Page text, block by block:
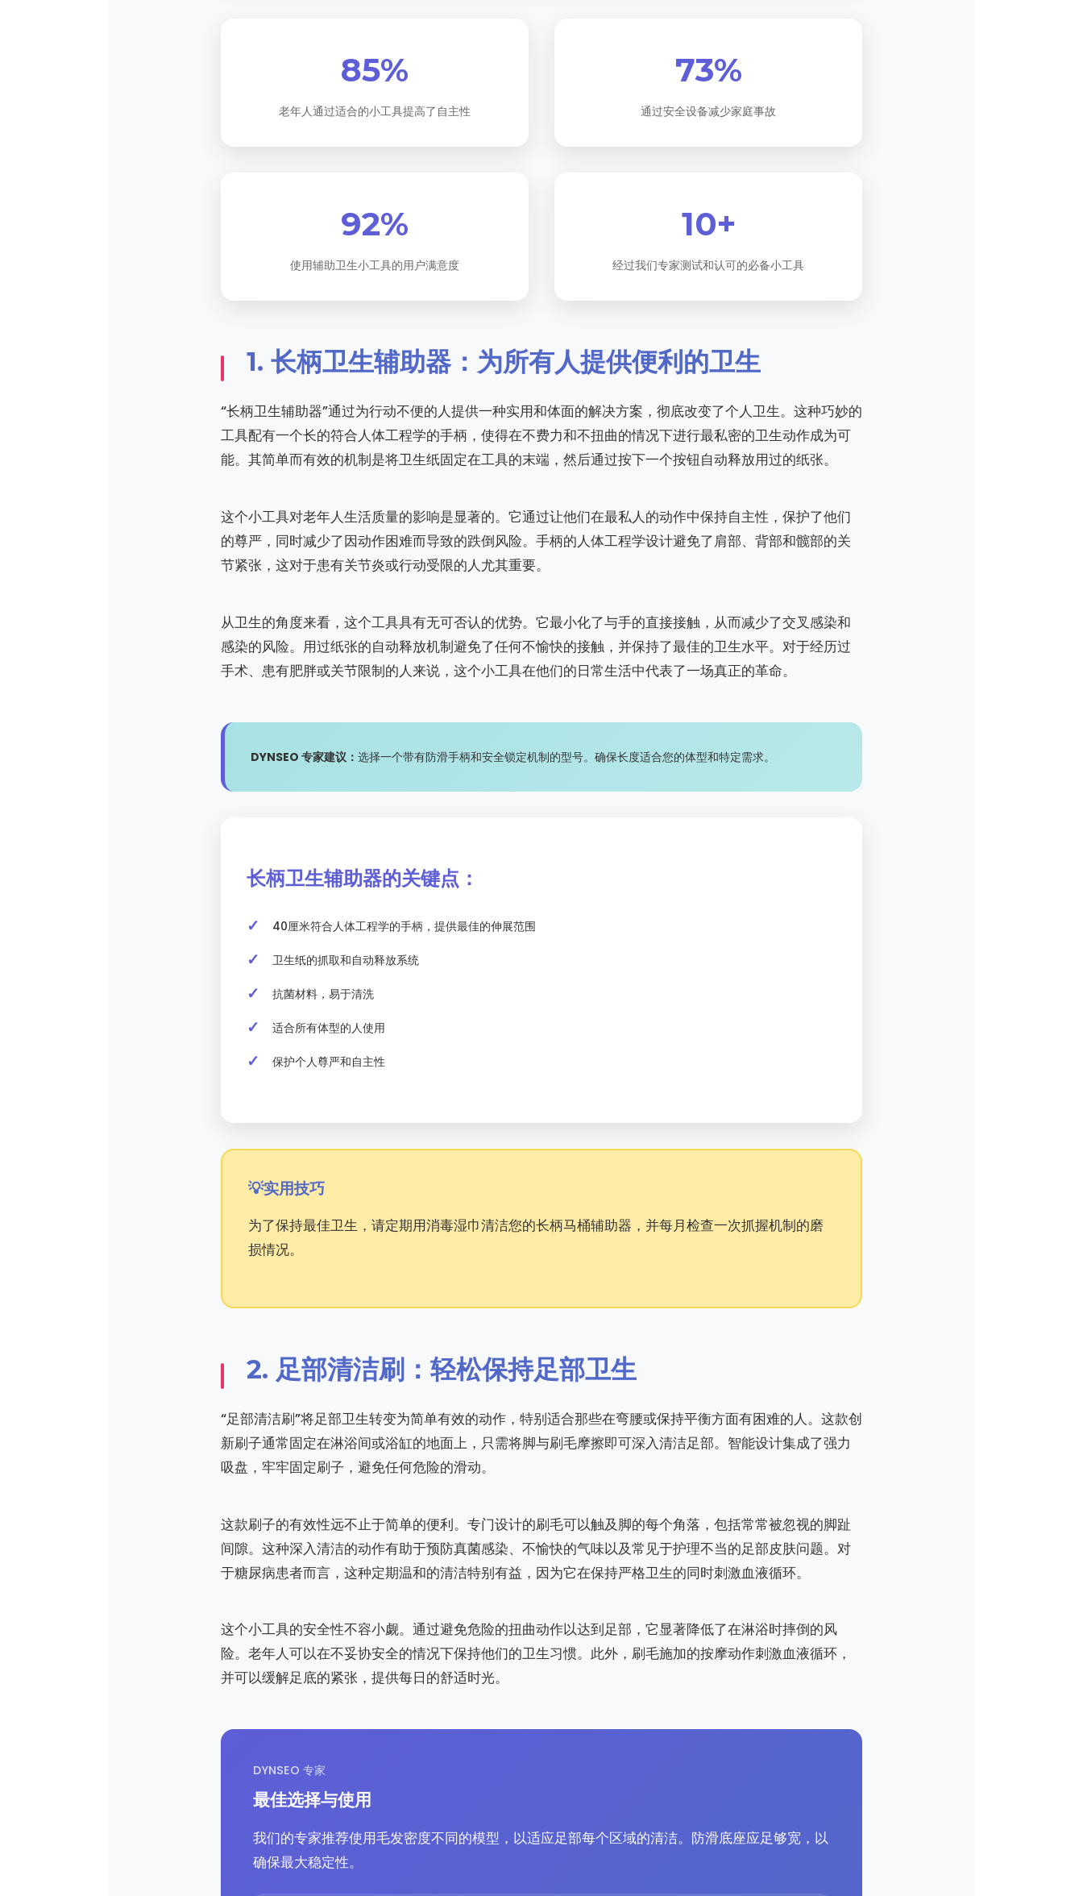
85%
老年人通过适合的小工具提高了自主性
73%
通过安全设备减少家庭事故
92%
使用辅助卫生小工具的用户满意度
10+
经过我们专家测试和认可的必备小工具
1. 长柄卫生辅助器：为所有人提供便利的卫生
“长柄卫生辅助器”通过为行动不便的人提供一种实用和体面的解决方案，彻底改变了个人卫生。这种巧妙的
工具配有一个长的符合人体工程学的手柄，使得在不费力和不扭曲的情况下进行最私密的卫生动作成为可
能。其简单而有效的机制是将卫生纸固定在工具的末端，然后通过按下一个按钮自动释放用过的纸张。
这个小工具对老年人生活质量的影响是显著的。它通过让他们在最私人的动作中保持自主性，保护了他们
的尊严，同时减少了因动作困难而导致的跌倒风险。手柄的人体工程学设计避免了肩部、背部和髋部的关
节紧张，这对于患有关节炎或行动受限的人尤其重要。
从卫生的角度来看，这个工具具有无可否认的优势。它最小化了与手的直接接触，从而减少了交叉感染和
感染的风险。用过纸张的自动释放机制避免了任何不愉快的接触，并保持了最佳的卫生水平。对于经历过
手术、患有肥胖或关节限制的人来说，这个小工具在他们的日常生活中代表了一场真正的革命。
DYNSEO 专家建议： 选择一个带有防滑手柄和安全锁定机制的型号。确保长度适合您的体型和特定需求。
长柄卫生辅助器的关键点：
40厘米符合人体工程学的手柄，提供最佳的伸展范围
卫生纸的抓取和自动释放系统
抗菌材料，易于清洗
适合所有体型的人使用
保护个人尊严和自主性
实用技巧
为了保持最佳卫生，请定期用消毒湿巾清洁您的长柄马桶辅助器，并每月检查一次抓握机制的磨
损情况。
2. 足部清洁刷：轻松保持足部卫生
“足部清洁刷”将足部卫生转变为简单有效的动作，特别适合那些在弯腰或保持平衡方面有困难的人。这款创
新刷子通常固定在淋浴间或浴缸的地面上，只需将脚与刷毛摩擦即可深入清洁足部。智能设计集成了强力
吸盘，牢牢固定刷子，避免任何危险的滑动。
这款刷子的有效性远不止于简单的便利。专门设计的刷毛可以触及脚的每个角落，包括常常被忽视的脚趾
间隙。这种深入清洁的动作有助于预防真菌感染、不愉快的气味以及常见于护理不当的足部皮肤问题。对
于糖尿病患者而言，这种定期温和的清洁特别有益，因为它在保持严格卫生的同时刺激血液循环。
这个小工具的安全性不容小觑。通过避免危险的扭曲动作以达到足部，它显著降低了在淋浴时摔倒的风
险。老年人可以在不妥协安全的情况下保持他们的卫生习惯。此外，刷毛施加的按摩动作刺激血液循环，
并可以缓解足底的紧张，提供每日的舒适时光。
DYNSEO 专家
最佳选择与使用
我们的专家推荐使用毛发密度不同的模型，以适应足部每个区域的清洁。防滑底座应足够宽，以
确保最大稳定性。